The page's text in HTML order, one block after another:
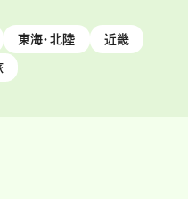
東海・北陸 近畿